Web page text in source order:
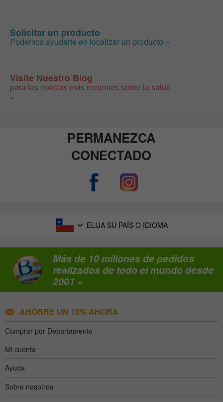
Solicitar un producto
Podemos ayudarte en localizar un producto »
Visite Nuestro Blog
para las noticias más recientes sobre la salud
»
PERMANEZCA
CONECTADO
ELIJA SU PAÍS O IDIOMA
Más de 10 millones de pedidos
realizados de todo el mundo desde
2001 »
AHORRE UN 15% AHORA
Comprar por Departamento
Mi cuenta
Ayuda
Sobre nosotros